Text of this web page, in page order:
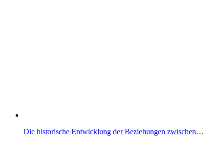
Die historische Entwicklung der Beziehungen zwischen…